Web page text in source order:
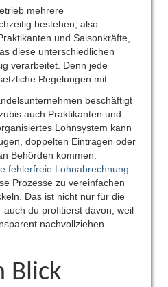
mehrere
bestehen, also
und Saisonkräfte,
diese unterschiedlichen
verarbeitet. Denn jede
Regelungen mit.
beschäftigt
auch Praktikanten und
Lohnsystem kann
doppelten Einträgen oder
Behörden kommen.
fehlerfreie Lohnabrechnung
Prozesse zu vereinfachen
Das ist nicht nur für die
auch du profitierst davon, weil
nachvollziehen
Blick